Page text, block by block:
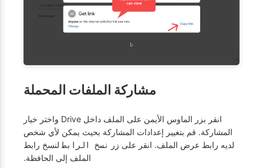
مشاركة الملفات المحملة
انقر بزر الماوس الأيمن على الملف داخل Drive واختر خيار
المشاركة. قم بتغيير إعدادات المشاركة بحيث يمكن لأي شخص
لديه رابط عرض الملف. انقر على زر
نسخ الرابطلنسخ رابط
الملف إلى الحافظة.